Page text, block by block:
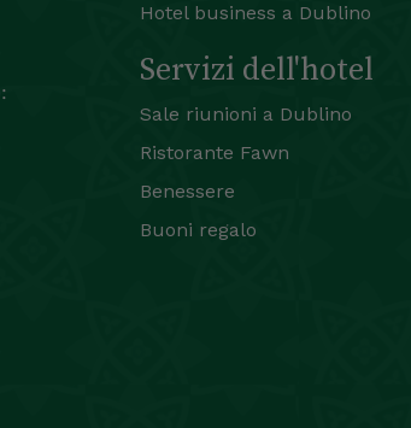
Hotel business a Dublino
Servizi dell'hotel
Sale riunioni a Dublino
Ristorante Fawn
Benessere
Buoni regalo